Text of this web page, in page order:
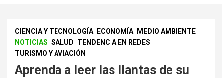
CIENCIA Y TECNOLOGÍA ECONOMÍA
MEDIO AMBIENTE
NOTICIAS SALUD TENDENCIA EN REDES
TURISMO Y AVIACIÓN
Aprenda a leer las llantas de su